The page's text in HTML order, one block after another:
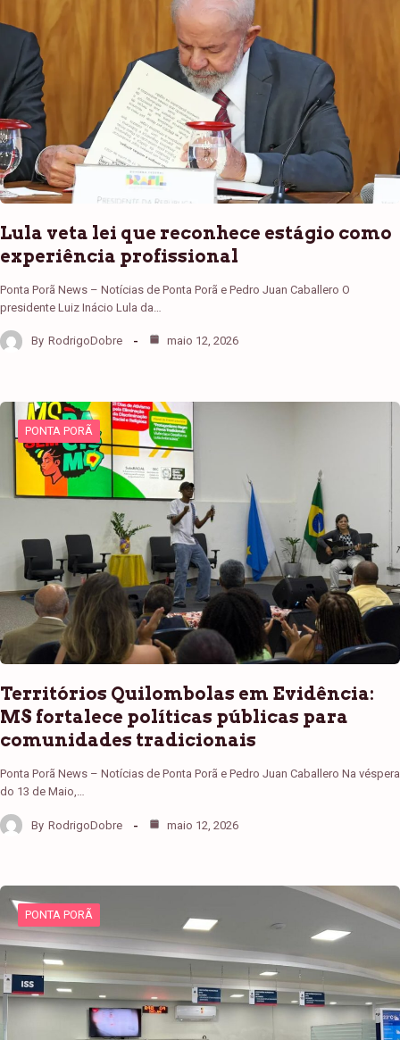
Lula veta lei que reconhece estágio como
experiência profissional
Ponta Porã News – Notícias de Ponta Porã e Pedro Juan Caballero O
presidente Luiz Inácio Lula da…
By RodrigoDobre maio 12, 2026
PONTA PORÃ
Territórios Quilombolas em Evidência:
MS fortalece políticas públicas para
comunidades tradicionais
Ponta Porã News – Notícias de Ponta Porã e Pedro Juan Caballero Na véspera
do 13 de Maio,…
By RodrigoDobre maio 12, 2026
PONTA PORÃ